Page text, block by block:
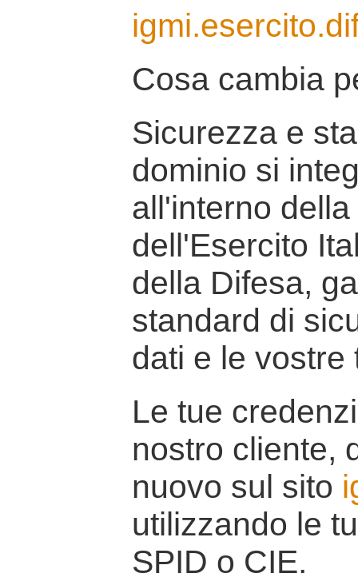
Cosa cambia
Sicurezza e
dominio si
all'interno
dell'Esercito
della Difesa,
standard di
dati e le vostre
Le tue
nostro cliente,
nuovo sul sito
utilizzando le
SPID o CIE.